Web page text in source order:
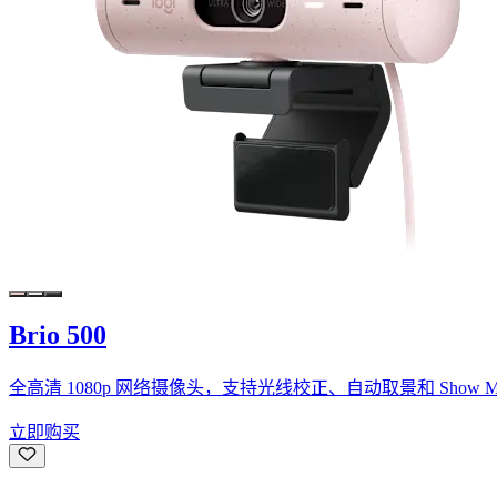
Brio 500
全高清 1080p 网络摄像头，支持光线校正、自动取景和 Show
立即购买